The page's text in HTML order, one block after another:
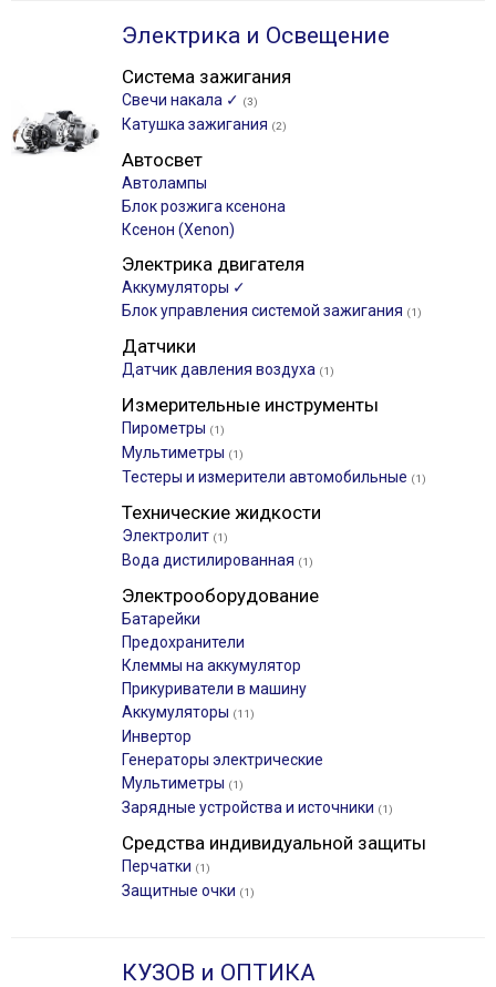
Электрика и Освещение
Система зажигания
Свечи накала ✓ (3)
Катушка зажигания (2)
Автосвет
Автолампы
Блок розжига ксенона
Ксенон (Xenon)
Электрика двигателя
Аккумуляторы ✓
Блок управления системой зажигания (1)
Датчики
Датчик давления воздуха (1)
Измерительные инструменты
Пирометры (1)
Мультиметры (1)
Тестеры и измерители автомобильные (1)
Технические жидкости
Электролит (1)
Вода дистилированная (1)
Электрооборудование
Батарейки
Предохранители
Клеммы на аккумулятор
Прикуриватели в машину
Аккумуляторы (11)
Инвертор
Генераторы электрические
Мультиметры (1)
Зарядные устройства и источники (1)
Средства индивидуальной защиты
Перчатки (1)
Защитные очки (1)
КУЗОВ и ОПТИКА